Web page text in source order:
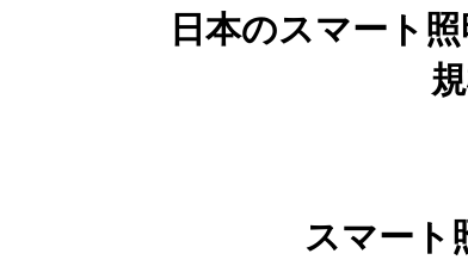
日本のスマート
スマート